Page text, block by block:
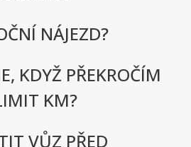
NÁJEZD?
KDYŽ PŘEKROČÍM
KM?
VŮZ PŘED